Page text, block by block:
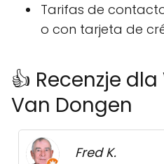
Tarifas de
o con tarjeta de
👍 Recenzje dla
Van Dongen
Fred K.